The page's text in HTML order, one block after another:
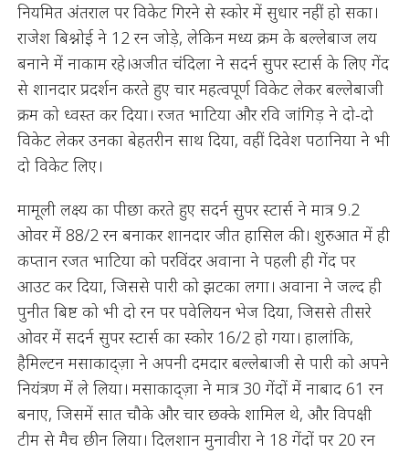
नियमित अंतराल पर विकेट गिरने से स्कोर में सुधार नहीं हो सका।
राजेश बिश्नोई ने 12 रन जोड़े, लेकिन मध्य क्रम के बल्लेबाज लय
बनाने में नाकाम रहे।अजीत चंदिला ने सदर्न सुपर स्टार्स के लिए गेंद
से शानदार प्रदर्शन करते हुए चार महत्वपूर्ण विकेट लेकर बल्लेबाजी
क्रम को ध्वस्त कर दिया। रजत भाटिया और रवि जांगिड़ ने दो-दो
विकेट लेकर उनका बेहतरीन साथ दिया, वहीं दिवेश पठानिया ने भी
दो विकेट लिए।
मामूली लक्ष्य का पीछा करते हुए सदर्न सुपर स्टार्स ने मात्र 9.2
ओवर में 88/2 रन बनाकर शानदार जीत हासिल की। शुरुआत में ही
कप्तान रजत भाटिया को परविंदर अवाना ने पहली ही गेंद पर
आउट कर दिया, जिससे पारी को झटका लगा। अवाना ने जल्द ही
पुनीत बिष्ट को भी दो रन पर पवेलियन भेज दिया, जिससे तीसरे
ओवर में सदर्न सुपर स्टार्स का स्कोर 16/2 हो गया। हालांकि,
हैमिल्टन मसाकाद्ज़ा ने अपनी दमदार बल्लेबाजी से पारी को अपने
नियंत्रण में ले लिया। मसाकाद्ज़ा ने मात्र 30 गेंदों में नाबाद 61 रन
बनाए, जिसमें सात चौके और चार छक्के शामिल थे, और विपक्षी
टीम से मैच छीन लिया। दिलशान मुनावीरा ने 18 गेंदों पर 20 रन